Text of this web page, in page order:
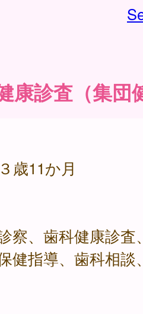
康診査（集団
歳11か月
察、歯科健康診査
健指導、歯科相談